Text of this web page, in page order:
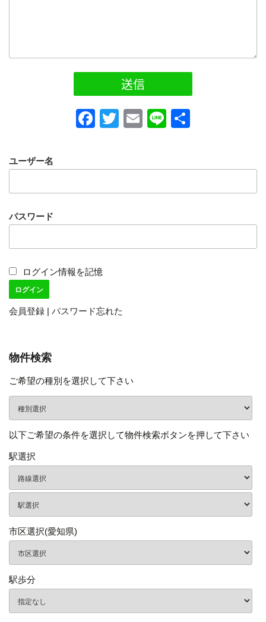
F
e
b
k
T
er
E
Li
ユーザー名
パスワード
ログイン情報を記憶
会員登録 | パスワード忘れた
物件検索
ご希望の種別を選択して下さい
以下ご希望の条件を選択して物件検索ボタンを押して下さい
駅選択
市区選択(愛知県)
駅歩分